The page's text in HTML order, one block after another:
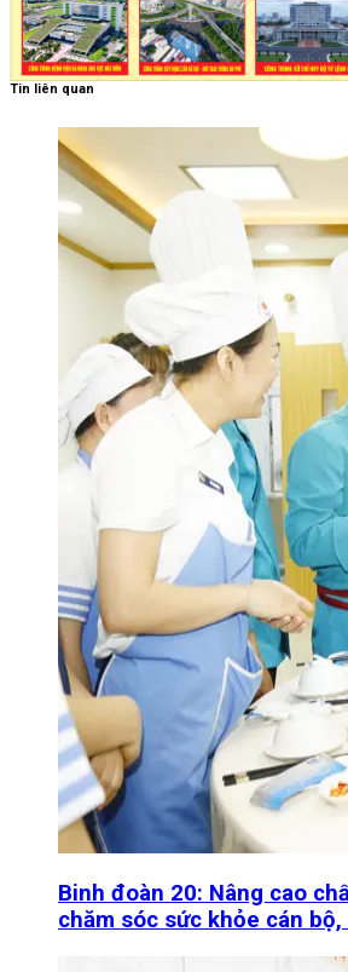
Tin liên quan
Binh đoàn 20: Nâng cao
chăm sóc sức khỏe cán